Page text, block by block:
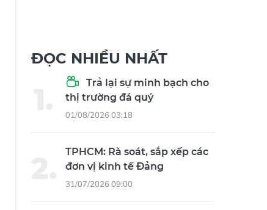
ĐỌC NHIỀU NHẤT
Trả lại sự minh bạch cho
thị trường đá quý
01/08/2026 03:18
TPHCM: Rà soát, sắp xếp các
đơn vị kinh tế Đảng
31/07/2026 09:00